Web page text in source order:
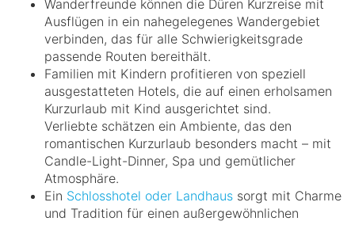
Wanderfreunde können die Düren Kurzreise mit
Ausflügen in ein nahegelegenes Wandergebiet
verbinden, das für alle Schwierigkeitsgrade
passende Routen bereithält.
Familien mit Kindern profitieren von speziell
ausgestatteten Hotels, die auf einen erholsamen
Kurzurlaub mit Kind ausgerichtet sind.
Verliebte schätzen ein Ambiente, das den
romantischen Kurzurlaub besonders macht – mit
Candle-Light-Dinner, Spa und gemütlicher
Atmosphäre.
Ein Schlosshotel oder Landhaus sorgt mit Charme
und Tradition für einen außergewöhnlichen